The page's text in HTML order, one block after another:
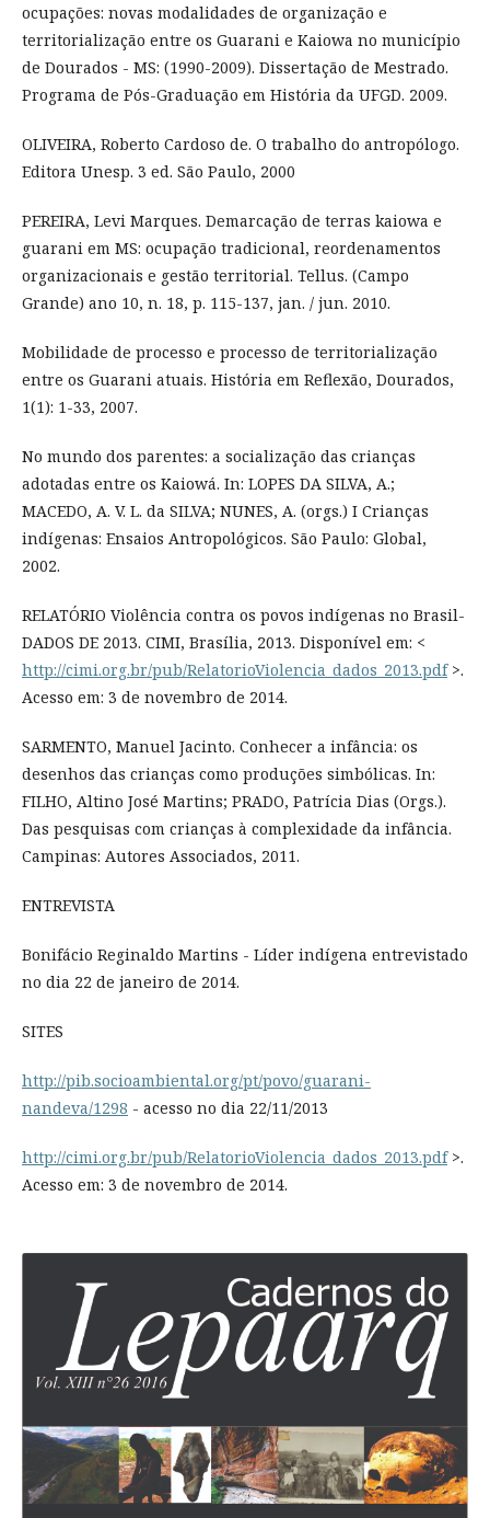
ocupações: novas modalidades de organização e
territorialização entre os Guarani e Kaiowa no município
de Dourados - MS: (1990-2009). Dissertação de Mestrado.
Programa de Pós-Graduação em História da UFGD. 2009.
OLIVEIRA, Roberto Cardoso de. O trabalho do antropólogo.
Editora Unesp. 3 ed. São Paulo, 2000
PEREIRA, Levi Marques. Demarcação de terras kaiowa e
guarani em MS: ocupação tradicional, reordenamentos
organizacionais e gestão territorial. Tellus. (Campo
Grande) ano 10, n. 18, p. 115-137, jan. / jun. 2010.
Mobilidade de processo e processo de territorialização
entre os Guarani atuais. História em Reflexão, Dourados,
1(1): 1-33, 2007.
No mundo dos parentes: a socialização das crianças
adotadas entre os Kaiowá. In: LOPES DA SILVA, A.;
MACEDO, A. V. L. da SILVA; NUNES, A. (orgs.) I Crianças
indígenas: Ensaios Antropológicos. São Paulo: Global,
2002.
RELATÓRIO Violência contra os povos indígenas no Brasil-
DADOS DE 2013. CIMI, Brasília, 2013. Disponível em: <
http://cimi.org.br/pub/RelatorioViolencia_dados_2013.pdf>.
Acesso em: 3 de novembro de 2014.
SARMENTO, Manuel Jacinto. Conhecer a infância: os
desenhos das crianças como produções simbólicas. In:
FILHO, Altino José Martins; PRADO, Patrícia Dias (Orgs.).
Das pesquisas com crianças à complexidade da infância.
Campinas: Autores Associados, 2011.
ENTREVISTA
Bonifácio Reginaldo Martins - Líder indígena entrevistado
no dia 22 de janeiro de 2014.
SITES
http://pib.socioambiental.org/pt/povo/guarani-
nandeva/1298 - acesso no dia 22/11/2013
http://cimi.org.br/pub/RelatorioViolencia_dados_2013.pdf>.
Acesso em: 3 de novembro de 2014.